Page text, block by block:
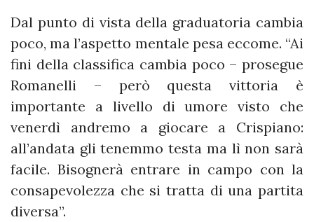
Dal punto di vista della graduatoria cambia
poco, ma l’aspetto mentale pesa eccome. “Ai
fini della classifica cambia poco – prosegue
Romanelli – però questa vittoria è
importante a livello di umore visto che
venerdì andremo a giocare a Crispiano:
all’andata gli tenemmo testa ma lì non sarà
facile. Bisognerà entrare in campo con la
consapevolezza che si tratta di una partita
diversa”.